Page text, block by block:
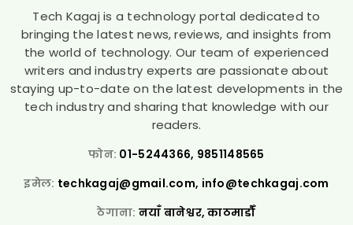
Tech Kagaj is a technology portal dedicated to
bringing the latest news, reviews, and insights from
the world of technology. Our team of experienced
writers and industry experts are passionate about
staying up-to-date on the latest developments in the
tech industry and sharing that knowledge with our
readers.
फोन: 01-5244366, 9851148565
इमेल: techkagaj@gmail.com, info@techkagaj.com
ठेगाना: नयाँ बानेश्वर, काठमाडौँ